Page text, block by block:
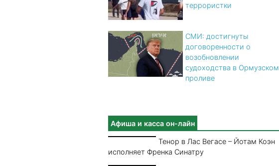
террористки
СМИ: достигнуты
договоренности о
возобновлении
судоходства в Ормузском
проливе
Афиша и касса он-лайн
Тенор в Лас Вегасе – Йотам Коэн
исполняет Френка Синатру